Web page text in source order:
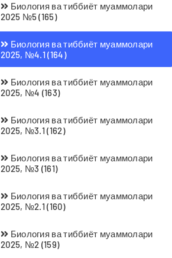
Биология ва тиббиёт муаммолари
2025 №5 (165)
Биология ва тиббиёт муаммолари
2025, №4.1 (164)
Биология ва тиббиёт муаммолари
2025, №4 (163)
Биология ва тиббиёт муаммолари
2025, №3.1 (162)
Биология ва тиббиёт муаммолари
2025, №3 (161)
Биология ва тиббиёт муаммолари
2025, №2.1 (160)
Биология ва тиббиёт муаммолари
2025, №2 (159)